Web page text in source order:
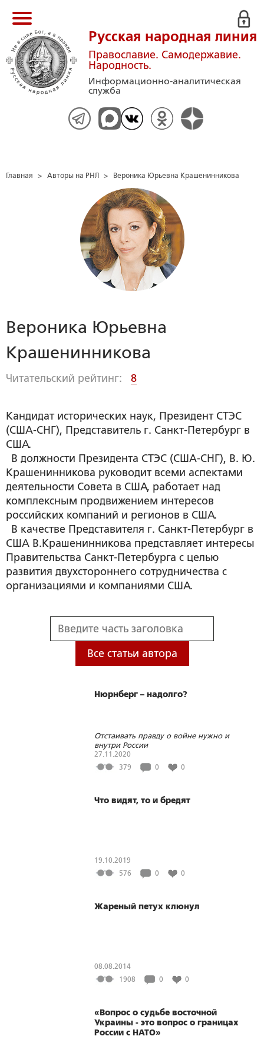
Русская народная линия
Православие. Самодержавие.
Народность.
Информационно-аналитическая
служба
Главная > Авторы на РНЛ > Вероника Юрьевна Крашенинникова
Вероника Юрьевна
Крашенинникова
Читательский рейтинг: 8
Кандидат исторических наук, Президент СТЭС
(США-СНГ), Представитель г. Санкт-Петербург в
США.
В должности Президента СТЭС (США-СНГ), В. Ю.
Крашенинникова руководит всеми аспектами
деятельности Совета в США, работает над
комплексным продвижением интересов
российских компаний и регионов в США.
В качестве Представителя г. Санкт-Петербург в
США В.Крашенинникова представляет интересы
Правительства Санкт-Петербурга с целью
развития двухстороннего сотрудничества с
организациями и компаниями США.
Все статьи автора
Нюрнберг – надолго?
Отстаивать правду о войне нужно и
внутри России
27.11.2020
379
0 0
Что видят, то и бредят
19.10.2019
576
0 0
Жареный петух клюнул
08.08.2014
1908
0 0
«Вопрос о судьбе восточной
Украины - это вопрос о границах
России с НАТО»